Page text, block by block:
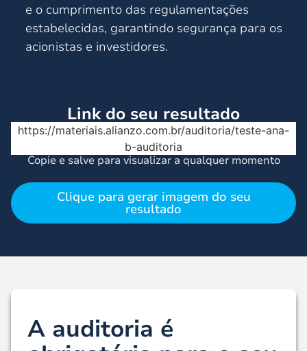
e o cumprimento das regulamentações
estabelecidas, garantindo segurança para os
acionistas e investidores.
Link do seu resultado
https://materiais.alianzo.com.br/auditoria/teste-ana-
b-auditoria
Copie e salve para visualizar a qualquer momento
Clique para gerar imagem do seu
resultado
A auditoria é